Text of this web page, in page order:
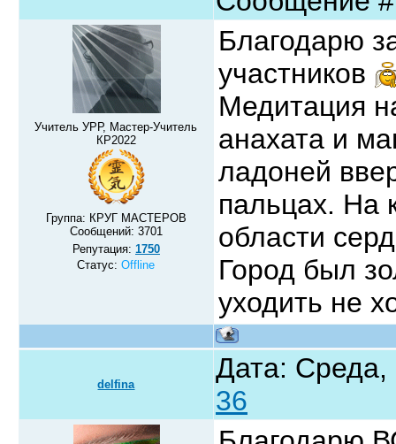
Учитель УРР, Мастер-Учитель
КР2022
Группа: КРУГ МАСТЕРОВ
Сообщений: 3701
Репутация: 1750
Статус:Offline
Благодарю
участников
Медитация
анахата и
ладоней
пальцах. На
области
Город был
уходить не
delfina
Дата:
36